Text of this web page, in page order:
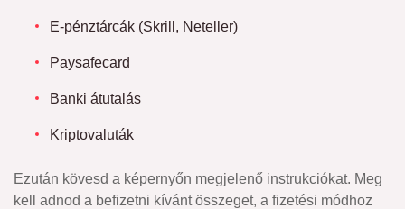
E-pénztárcák (Skrill, Neteller)
Paysafecard
Banki átutalás
Kriptovaluták
Ezután kövesd a képernyőn megjelenő instrukciókat. Meg
kell adnod a befizetni kívánt összeget, a fizetési módhoz